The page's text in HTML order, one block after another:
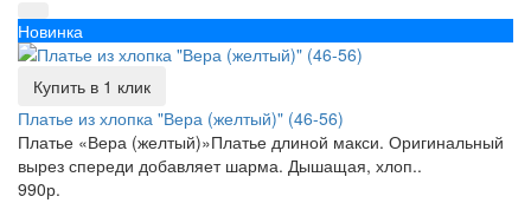
Новинка
Купить в 1 клик
Платье из хлопка "Вера (желтый)" (46-56)
Платье «Вера (желтый)»Платье длиной макси. Оригинальный
вырез спереди добавляет шарма. Дышащая, хлоп..
990р.